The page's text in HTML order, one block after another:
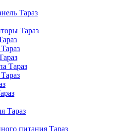
Тараз
Тараз
Тараз
Тараз
питания Тараз